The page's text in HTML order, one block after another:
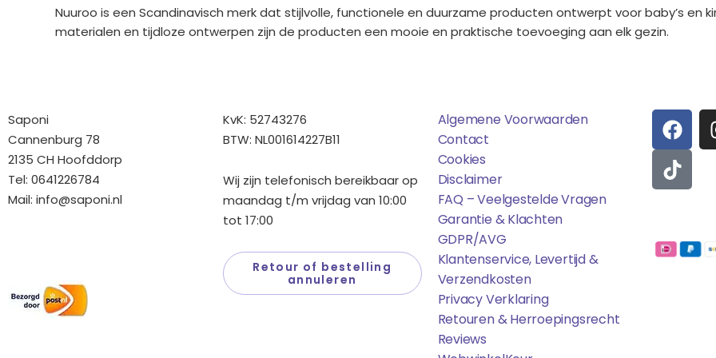
Nuuroo is een Scandinavisch merk dat stijlvolle, functionele en duurzame producten ontwerpt voor baby’s en
materialen en tijdloze ontwerpen zijn de producten een mooie en praktische toevoeging aan elk gezin.
Saponi
Cannenburg 78
2135 CH Hoofddorp
Tel: 0641226784
Mail: info@saponi.nl
KvK: 52743276
BTW: NL001614227B11
Wij zijn telefonisch bereikbaar op
maandag t/m vrijdag van 10:00
tot 17:00
Retour of bestelling
annuleren
Algemene Voorwaarden
Contact
Cookies
Disclaimer
FAQ – Veelgestelde Vragen
Garantie & Klachten
GDPR/AVG
Klantenservice, Levertijd &
Verzendkosten
Privacy Verklaring
Retouren & Herroepingsrecht
Reviews
F
A
C
E
B
O
K
T
I
K
T
O